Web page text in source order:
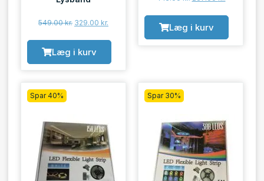
549.00kr. 329.00 kr.
Læg i kurv
Læg i kurv
Spar 40% Spar 30%